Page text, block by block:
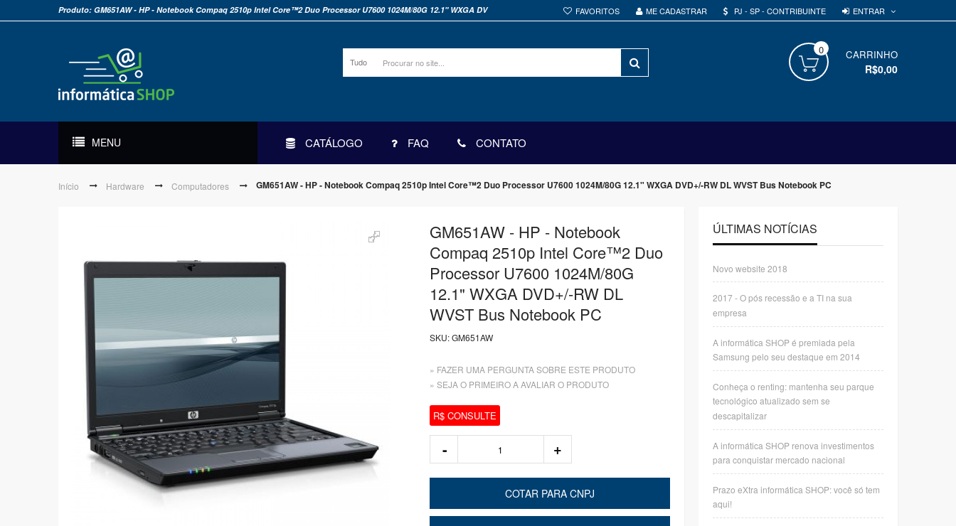
FAVORITOS ME CADASTRAR PJ - SP - CONTRIBUINTE ENTRAR
Produto: GM651AW - HP - Notebook Compaq 2510p Intel Core™2 Duo Processor U7600 1024M/80G 12.1" WXGA DV
Tudo
CARRINHO
0
R$0,00
MENU CATÁLOGO FAQ CONTATO
Início Hardware Computadores GM651AW - HP - Notebook Compaq 2510p Intel Core™2 Duo Processor U7600 1024M/80G 12.1" WXGA DVD+/-RW DL WVST Bus Notebook PC
GM651AW - HP - Notebook
Compaq 2510p Intel Core™2 Duo
Processor U7600 1024M/80G
12.1" WXGA DVD+/-RW DL
WVST Bus Notebook PC
SKU:GM651AW
» FAZER UMA PERGUNTA SOBRE ESTE PRODUTO
» SEJA O PRIMEIRO A AVALIAR O PRODUTO
R$ CONSULTE
COTAR PARA CNPJ
ÚLTIMAS NOTÍCIAS
Novo website 2018
2017 - O pós recessão e a TI na sua
empresa
A informática SHOP é premiada pela
Samsung pelo seu destaque em 2014
Conheça o renting: mantenha seu parque
tecnológico atualizado sem se
descapitalizar
A informática SHOP renova investimentos
para conquistar mercado nacional
Prazo eXtra informática SHOP: você só tem
aqui!